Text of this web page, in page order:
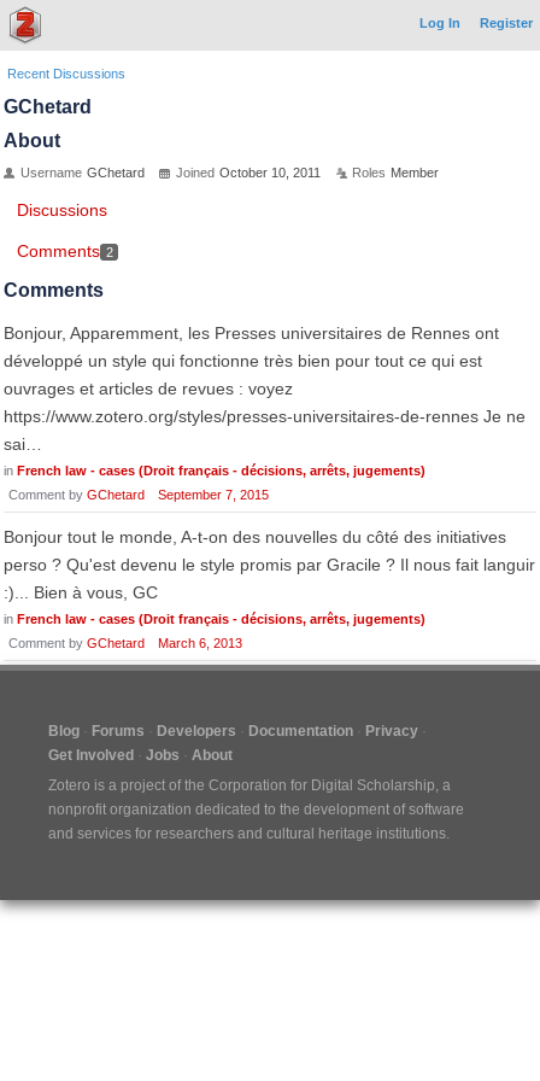
Log In Register
Recent Discussions
GChetard
About
Username GChetard Joined October 10, 2011 Roles Member
Discussions
Comments 2
Comments
Bonjour, Apparemment, les Presses universitaires de Rennes ont
développé un style qui fonctionne très bien pour tout ce qui est
ouvrages et articles de revues : voyez
https://www.zotero.org/styles/presses-universitaires-de-rennes Je ne
sai…
in French law - cases (Droit français - décisions, arrêts, jugements)
Comment by GChetard September 7, 2015
Bonjour tout le monde, A-t-on des nouvelles du côté des initiatives
perso ? Qu'est devenu le style promis par Gracile ? Il nous fait languir
:)... Bien à vous, GC
in French law - cases (Droit français - décisions, arrêts, jugements)
Comment by GChetard March 6, 2013
Blog Forums Developers Documentation
Privacy
Get Involved
Jobs
About
Zotero is a project of the Corporation for Digital Scholarship, a
nonprofit organization dedicated to the development of software
and services for researchers and cultural heritage institutions.